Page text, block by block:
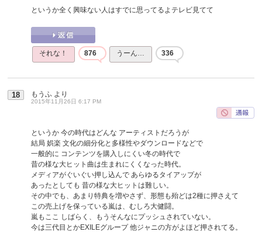
というか全く興味ない人はすでに思ってるよテレビ見てて
それな！ 876 うーん… 336
18 もうふ より
2015年11月26日 6:17 PM
というか 今の時代はどんな アーティストだろうが
結局 娯楽 文化の細分化と多様性やダウンロードなどで
一般的に コンテンツを購入しにくい冬の時代で
昔の様な大ヒット曲は生まれにくくなった時代。
メディアがぐいぐい押し込んで あらゆるタイアップが
あったとしても 昔の様な大ヒットは難しい。
その中でも、あまり特典を増やさず、形態も殆どは2種に押さえて
この売上げを保っている嵐は、むしろ大健闘。
嵐もここ しばらく、もうそんなにプッシュされていない。
今は三代目とかEXILEグループ 他ジャニの方がよほど押されてる。